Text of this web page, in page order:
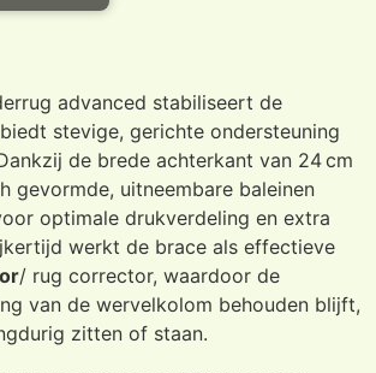
advanced stabiliseert de
stevige, gerichte ondersteuning
de brede achterkant van 24 cm
gevormde, uitneembare baleinen
optimale drukverdeling en extra
werkt de brace als effectieve
/ rug corrector, waardoor de
van de wervelkolom behouden blijft,
zitten of staan.